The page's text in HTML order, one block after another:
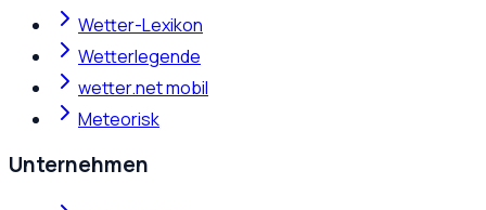
Wetter-Lexikon
Wetterlegende
wetter.net mobil
Meteorisk
Unternehmen